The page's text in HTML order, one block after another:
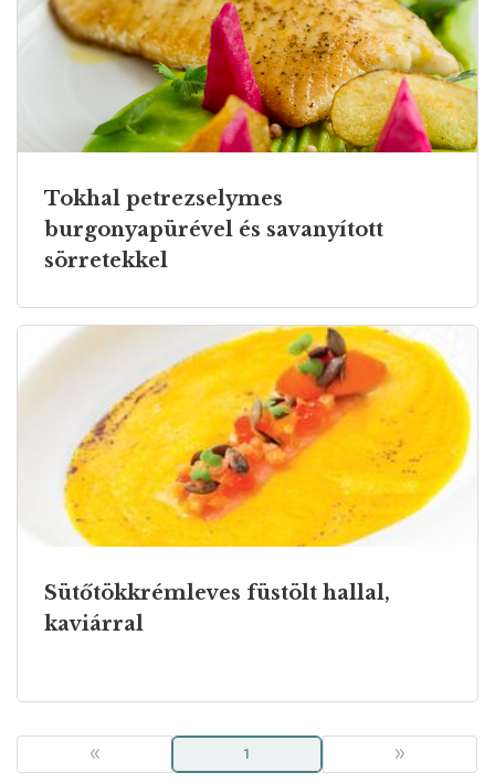
Tokhal petrezselymes
burgonyapürével és savanyított
sörretekkel
Sütőtökkrémleves füstölt hallal,
kaviárral
« 1 »